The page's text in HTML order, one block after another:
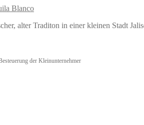
Blanco
alter Traditon in einer kleinen Stadt
der Kleinunternehmer